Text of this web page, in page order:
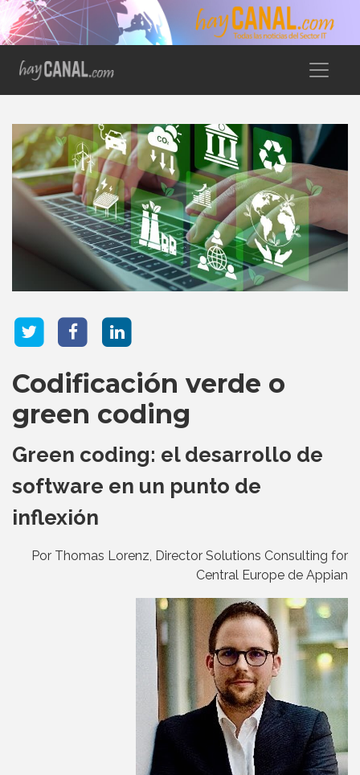
Codificación verde o
green coding
Green coding: el desarrollo de
software en un punto de
inflexión
Por Thomas Lorenz, Director Solutions Consulting for
Central Europe de Appian